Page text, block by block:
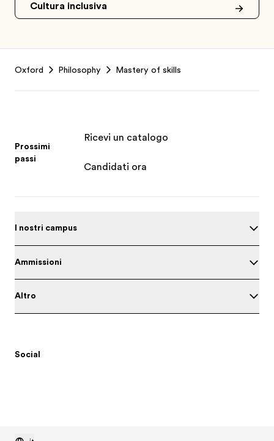
Cultura inclusiva
Oxford Philosophy Mastery of skills
Prossimi
passi
Ricevi un catalogo
Candidati ora
I nostri campus
Ammissioni
Altro
Social